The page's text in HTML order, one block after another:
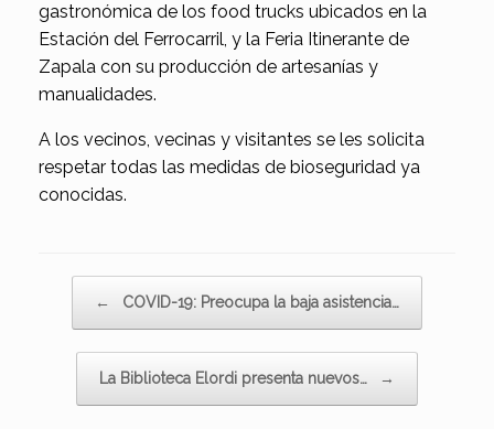
gastronómica de los food trucks ubicados en la
Estación del Ferrocarril, y la Feria Itinerante de
Zapala con su producción de artesanías y
manualidades.
A los vecinos, vecinas y visitantes se les solicita
respetar todas las medidas de bioseguridad ya
conocidas.
← COVID-19: Preocupa la baja asistencia…
La Biblioteca Elordi presenta nuevos… →